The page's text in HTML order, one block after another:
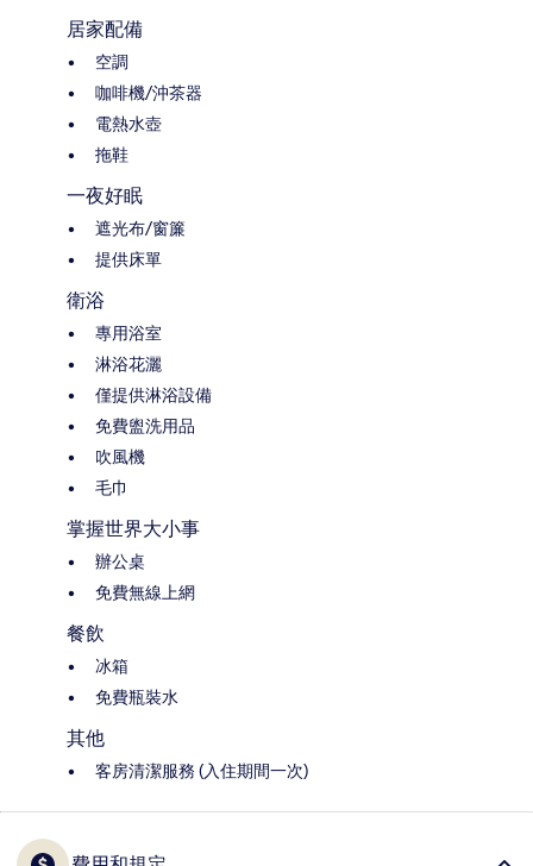
居家配備
空調
咖啡機/沖茶器
電熱水壺
拖鞋
一夜好眠
遮光布/窗簾
提供床單
衛浴
專用浴室
淋浴花灑
僅提供淋浴設備
免費盥洗用品
吹風機
毛巾
掌握世界大小事
辦公桌
免費無線上網
餐飲
冰箱
免費瓶裝水
其他
客房清潔服務 (入住期間一次)